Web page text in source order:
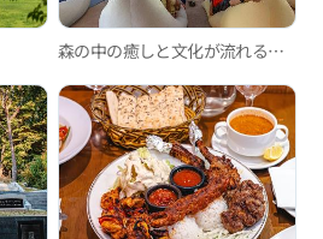
森の中の癒しと文化が流れる「Ryun Village」